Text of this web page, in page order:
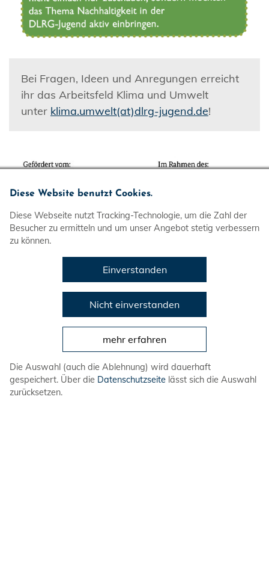
Bei Fragen, Ideen und Anregungen erreicht
ihr das Arbeitsfeld Klima und Umwelt
unter klima.umwelt(at)dlrg-jugend.de!
Diese Website benutzt Cookies.
Diese Webseite nutzt Tracking-Technologie, um die Zahl der
Besucher zu ermitteln und um unser Angebot stetig verbessern
zu können.
Einverstanden
Nicht einverstanden
mehr erfahren
Die Auswahl (auch die Ablehnung) wird dauerhaft
gespeichert. Über die Datenschutzseite lässt sich die Auswahl
zurücksetzen.
Prävention von Gewalt
Service